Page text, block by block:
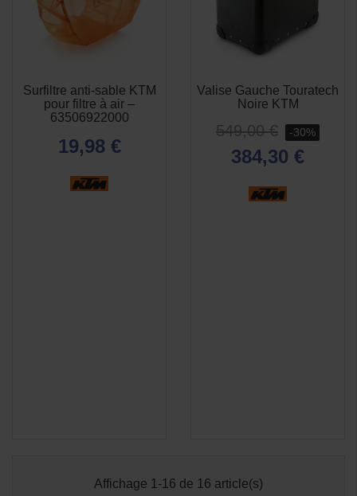
Surfiltre anti-sable KTM
pour filtre à air –
63506922000
19,98 €
Valise Gauche Touratech
Noire KTM
549,00 € -30%
384,30 €
Affichage 1-16 de 16 article(s)